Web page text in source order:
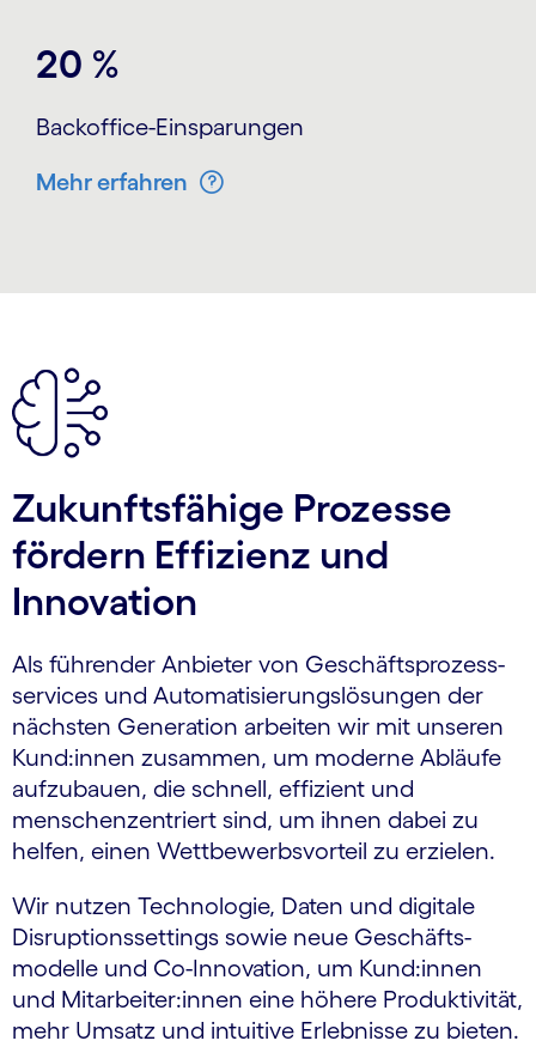
20 %
Backoffice-Einsparungen
Mehr erfahren
Zukunftsfähige Prozesse
fördern Effizienz und
Innovation
Als führender Anbieter von Geschäfts­prozess­
services und Automatisierungs­lösungen der
nächsten Generation arbeiten wir mit unseren
Kund:innen zusammen, um moderne Abläufe
aufzubauen, die schnell, effizient und
menschen­zentriert sind, um ihnen dabei zu
helfen, einen Wettbewerbs­vorteil zu erzielen.
Wir nutzen Technologie, Daten und digitale
Disruptions­settings sowie neue Geschäfts­
modelle und Co-Innovation, um Kund:innen
und Mitarbeiter:innen eine höhere Produktivität,
mehr Umsatz und intuitive Erlebnisse zu bieten.